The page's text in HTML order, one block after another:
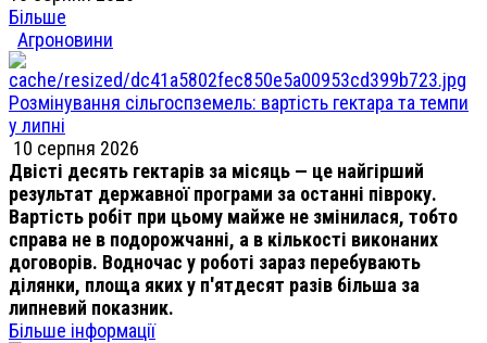
Більше
Агроновини
Розмінування сільгоспземель: вартість гектара та темпи
у липні
10 серпня 2026
Двісті десять гектарів за місяць — це найгірший
результат державної програми за останні півроку.
Вартість робіт при цьому майже не змінилася, тобто
справа не в подорожчанні, а в кількості виконаних
договорів. Водночас у роботі зараз перебувають
ділянки, площа яких у п'ятдесят разів більша за
липневий показник.
Більше інформації